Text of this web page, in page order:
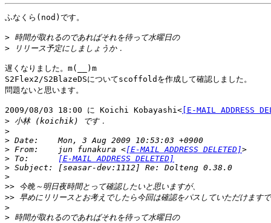
ふなくら(nod)です。
>
>
遅くなりました。m(__)m
S2Flex2/S2BlazeDSについてscoffoldを作成して確認しました。
問題ないと思います。
2009/08/03 18:00 に Koichi Kobayashi< [E-MAIL ADDRESS
>
>
>
> From:    jun funakura <[E-MAIL ADDRESS DELETED]
> To:
[E-MAIL ADDRESS DELETED]
>
>
>>
>>
>
>